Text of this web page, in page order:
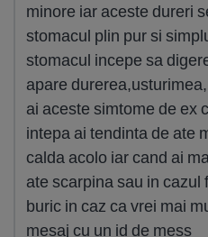
minore iar aceste dureri
stomacul plin pur si
stomacul incepe sa
apare
ai aceste simtome de ex
intepa ai tendinta de ate
calda acolo iar cand ai
ate scarpina sau in cazul
buric in caz ca vrei mai
mesaj cu un id de mess